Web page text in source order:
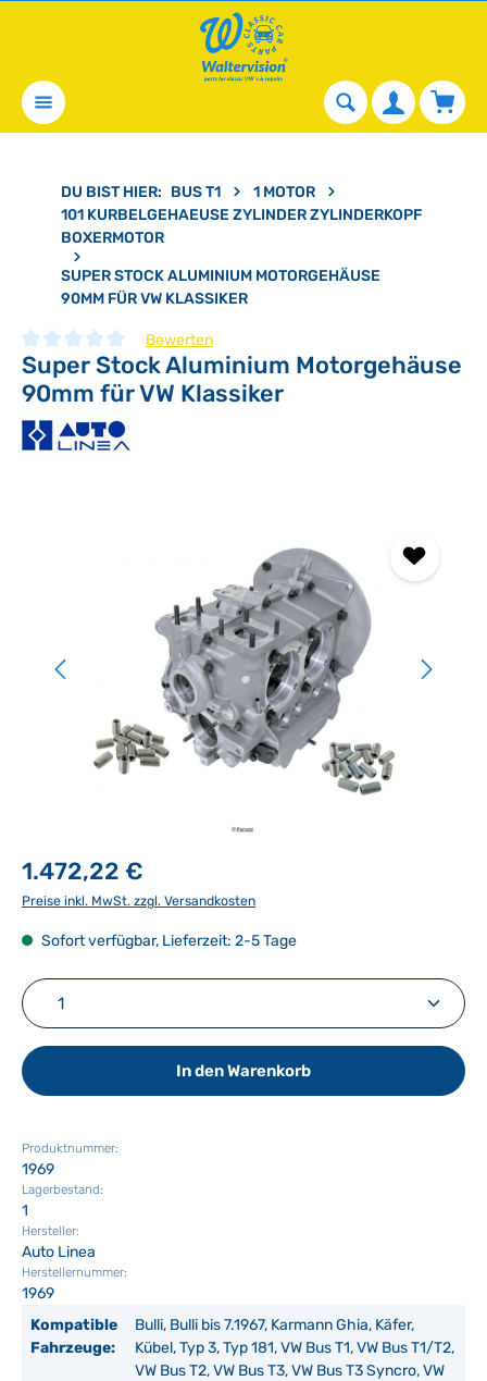
DU BIST HIER: BUS T1
1 MOTOR
101 KURBELGEHAEUSE ZYLINDER ZYLINDERKOPF
BOXERMOTOR
SUPER STOCK ALUMINIUM MOTORGEHÄUSE
90MM FÜR VW KLASSIKER
Durchschnittliche Bewertung von 0 von 5 Sternen
Bewerten
Super Stock Aluminium Motorgehäuse
90mm für VW Klassiker
1.472,22 €
Preise inkl. MwSt. zzgl. Versandkosten
Sofort verfügbar, Lieferzeit: 2-5 Tage
Produkt Anzahl: Gib den gewünschten Wert ein
In den Warenkorb
Produktnummer:
1969
Lagerbestand:
1
Hersteller:
Auto Linea
Herstellernummer:
1969
Kompatible
Fahrzeuge:
Bulli, Bulli bis 7.1967, Karmann Ghia, Käfer,
Kübel, Typ 3, Typ 181, VW Bus T1, VW Bus T1/T2,
VW Bus T2, VW Bus T3, VW Bus T3 Syncro, VW